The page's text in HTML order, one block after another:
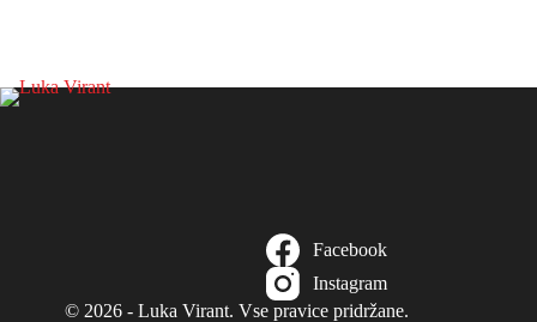
Facebook
Instagram
© 2026 - Luka Virant. Vse pravice pridržane.